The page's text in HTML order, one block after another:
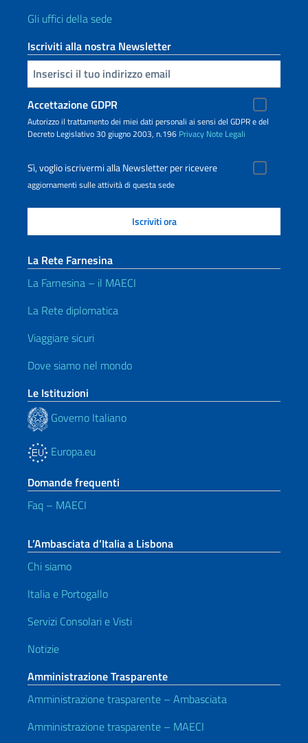
Gli uffici della sede
Iscriviti alla nostra Newsletter
Inserisci la tua email
Accettazione GDPR
Autorizzo il trattamento dei miei dati personali ai sensi del GDPR e del
Decreto Legislativo 30 giugno 2003, n.196 Privacy Note Legali
Sì, voglio iscrivermi alla Newsletter per ricevere
aggiornamenti sulle attività di questa sede
La Rete Farnesina
La Farnesina – il MAECI
La Rete diplomatica
Viaggiare sicuri
Dove siamo nel mondo
Le Istituzioni
Governo Italiano
Europa.eu
Domande frequenti
Faq – MAECI
L’Ambasciata d’Italia a Lisbona
Chi siamo
Italia e Portogallo
Servizi Consolari e Visti
Notizie
Amministrazione Trasparente
Amministrazione trasparente – Ambasciata
Amministrazione trasparente – MAECI